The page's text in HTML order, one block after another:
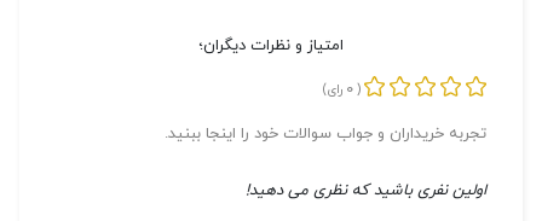
امتیاز و نظرات دیگران؛
(
0 رای)
تجربه خریداران و جواب سوالات خود را اینجا ببنید.
اولین نفری باشید که نظری می دهید!